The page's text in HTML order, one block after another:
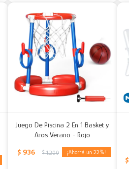
Juego De Piscina 2 En 1 Basket y
Aros Verano - Rojo
$ 936 $ 1.200 22
$